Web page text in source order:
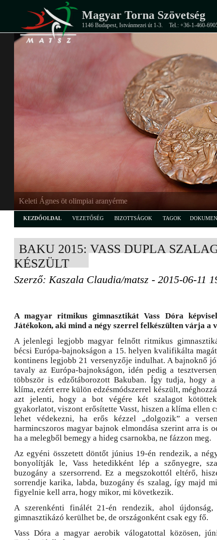
Magyar Torna Szövetség
1146 Budapest, Istvánmezei út 1-3. Tel.: +36-1-460-
Keleti Ágnes öt olimpiai aranyérme
KEZDŐOLDAL VEZETŐSÉG BIZOTTSÁGOK TAGOK
BAKU 2015: VASS DUPLA
KÉSZÜLT
Szerző: Kaszala Claudia/matsz - 2015-06-11
A magyar ritmikus gimnasztikát Vass Dóra
Játékokon, aki mind a négy szerrel felkészülten várja a
A jelenlegi legjobb magyar felnőtt ritmikus
bécsi Európa-bajnokságon a 15. helyen kvalifikálta
kontinens legjobb 21 versenyzője indulhat. A bajnoknő
tavaly az Európa-bajnokságon, idén pedig a
többször is edzőtáborozott Bakuban. Így tudja, hogy
klíma, ezért erre külön edzésmódszerrel készült,
azt jelenti, hogy a bot végére két szalagot
gyakorlatot, viszont erősítette Vasst, hiszen a klíma ellen
lehet védekezni, ha erős kézzel „dolgozik” a
harmincszoros magyar bajnok elmondása szerint arra is
ha a melegből bemegy a hideg csarnokba, ne fázzon meg.
Az egyéni összetett döntőt június 19-én rendezik, a
bonyolítják le, Vass hetedikként lép a szőnyegre,
buzogány a szersorrend. Ez a megszokottól eltérő,
sorrendje karika, labda, buzogány és szalag, így majd
figyelnie kell arra, hogy mikor, mi következik.
A szerenkénti finálét 21-én rendezik, ahol
gimnasztikázó kerülhet be, de országonként csak egy fő.
Vass Dóra a magyar aerobik válogatottal közösen,